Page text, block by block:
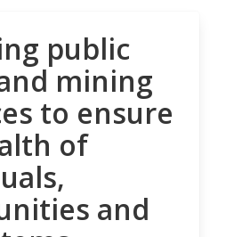
public
mining
to ensure
of
and